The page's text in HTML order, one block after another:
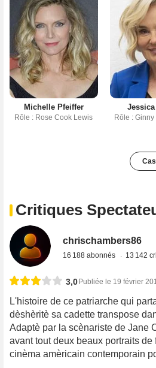
Michelle Pfeiffer
Rôle : Rose Cook Lewis Rôle :
Critiques
chrischambers86
16 188 abonnés 13 142
3,0Publiée le 19 février
L'histoire de ce patriarche qui
dèshèritè sa cadette transpose
Adaptè par la scènariste de Jane
avant tout deux beaux portraits
cinèma amèricain contemporain